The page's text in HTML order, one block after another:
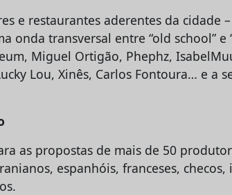
e restaurantes aderentes da cidade
onda transversal entre “old school” e
Miguel Ortigão, Phephz,
Lou, Xinês, Carlos Fontoura… e a
as propostas de mais de 50
espanhóis, franceses, checos,